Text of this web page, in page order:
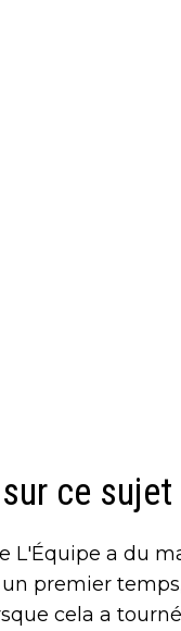
ce sujet
L'Équipe a du
premier
cela a